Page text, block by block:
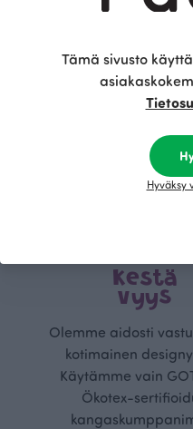
Kestä
vyys
Olemme aidosti
kotimainen
Käytämme vain
Ökotex-
Tämä sivusto
Hyväksy